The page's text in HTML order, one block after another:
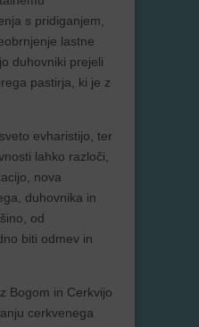
s pridiganjem,
lastne
duhovniki prejeli
pastirja, ki je z
evharistijo, ter
lahko razloči,
nova
duhovnika in
od
biti odmev in
Bogom in Cerkvijo
cerkvenega